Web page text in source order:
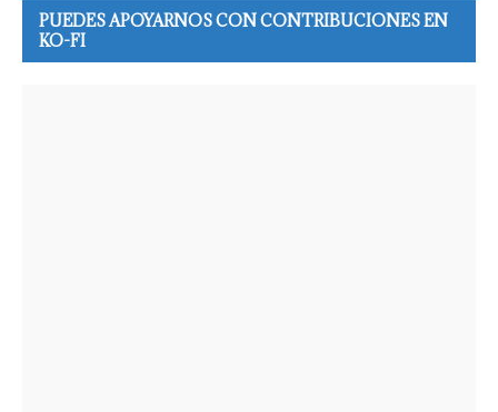
PUEDES APOYARNOS CON CONTRIBUCIONES EN
KO-FI